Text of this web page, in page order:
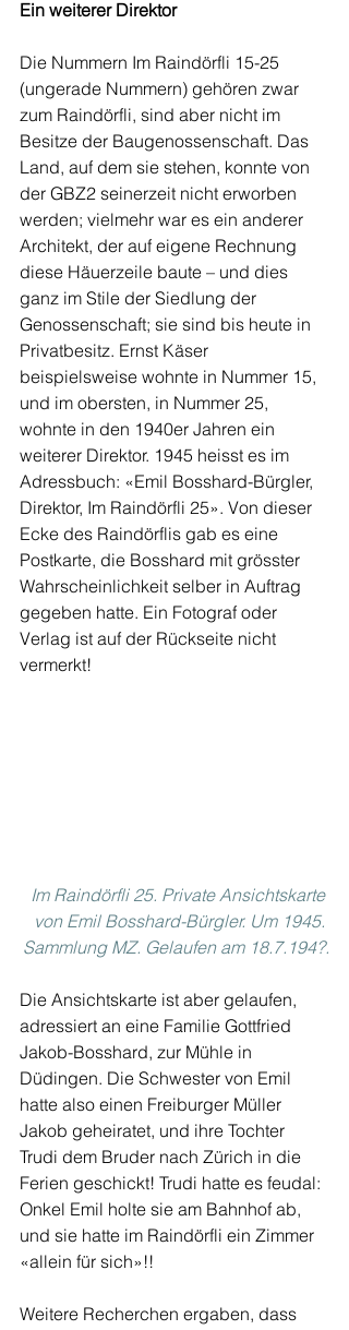
Ein weiterer Direktor
Die Nummern Im Raindörfli 15-25
(ungerade Nummern) gehören zwar
zum Raindörfli, sind aber nicht im
Besitze der Baugenossenschaft. Das
Land, auf dem sie stehen, konnte von
der GBZ2 seinerzeit nicht erworben
werden; vielmehr war es ein anderer
Architekt, der auf eigene Rechnung
diese Häuerzeile baute – und dies
ganz im Stile der Siedlung der
Genossenschaft; sie sind bis heute in
Privatbesitz. Ernst Käser
beispielsweise wohnte in Nummer 15,
und im obersten, in Nummer 25,
wohnte in den 1940er Jahren ein
weiterer Direktor. 1945 heisst es im
Adressbuch: «Emil Bosshard-Bürgler,
Direktor, Im Raindörfli 25». Von dieser
Ecke des Raindörflis gab es eine
Postkarte, die Bosshard mit grösster
Wahrscheinlichkeit selber in Auftrag
gegeben hatte. Ein Fotograf oder
Verlag ist auf der Rückseite nicht
vermerkt!
Im Raindörfli 25. Private Ansichtskarte
von Emil Bosshard-Bürgler. Um 1945.
Sammlung MZ. Gelaufen am 18.7.194?.
Die Ansichtskarte ist aber gelaufen,
adressiert an eine Familie Gottfried
Jakob-Bosshard, zur Mühle in
Düdingen. Die Schwester von Emil
hatte also einen Freiburger Müller
Jakob geheiratet, und ihre Tochter
Trudi dem Bruder nach Zürich in die
Ferien geschickt! Trudi hatte es feudal:
Onkel Emil holte sie am Bahnhof ab,
und sie hatte im Raindörfli ein Zimmer
«allein für sich»!!
Weitere Recherchen ergaben, dass